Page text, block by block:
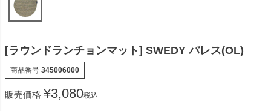
[ラウンドランチョンマット] SWEDY パレス(OL)
商品番号 345006000
販売価格 ¥3,080税込